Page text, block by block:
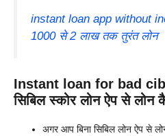
instant loan app without
1000 से 2 लाख तक तुरंत लोन
Instant loan for bad
सिबिल स्कोर लोन ऐप से लोन
अगर आप बिना सिबिल लोन ऐप से